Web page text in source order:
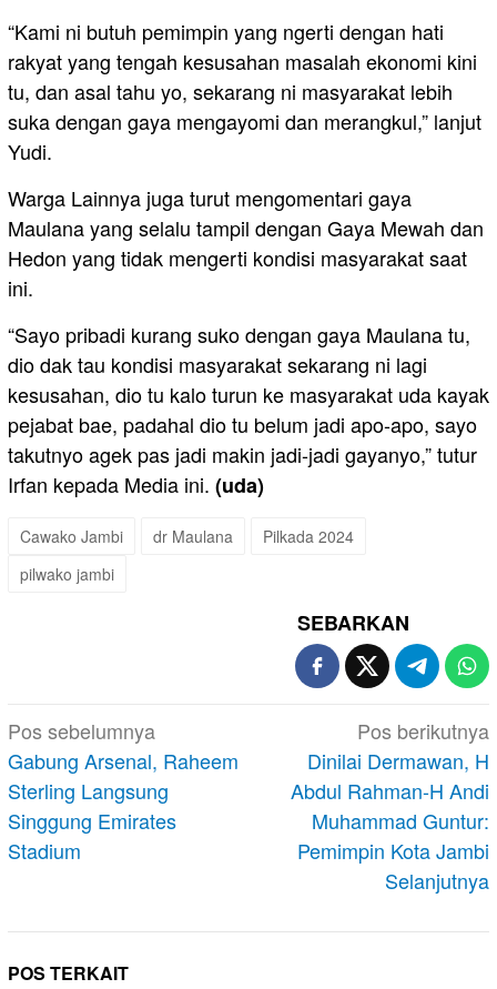
“Kami ni butuh pemimpin yang ngerti dengan hati
rakyat yang tengah kesusahan masalah ekonomi kini
tu, dan asal tahu yo, sekarang ni masyarakat lebih
suka dengan gaya mengayomi dan merangkul,” lanjut
Yudi.
Warga Lainnya juga turut mengomentari gaya
Maulana yang selalu tampil dengan Gaya Mewah dan
Hedon yang tidak mengerti kondisi masyarakat saat
ini.
“Sayo pribadi kurang suko dengan gaya Maulana tu,
dio dak tau kondisi masyarakat sekarang ni lagi
kesusahan, dio tu kalo turun ke masyarakat uda kayak
pejabat bae, padahal dio tu belum jadi apo-apo, sayo
takutnyo agek pas jadi makin jadi-jadi gayanyo,” tutur
Irfan kepada Media ini. (uda)
Cawako Jambi dr Maulana
Pilkada 2024
pilwako jambi
SEBARKAN
Navigasi
pos
Pos sebelumnya
Gabung Arsenal, Raheem
Sterling Langsung
Singgung Emirates
Stadium
Pos berikutnya
Dinilai Dermawan, H
Abdul Rahman-H Andi
Muhammad Guntur:
Pemimpin Kota Jambi
Selanjutnya
POS TERKAIT